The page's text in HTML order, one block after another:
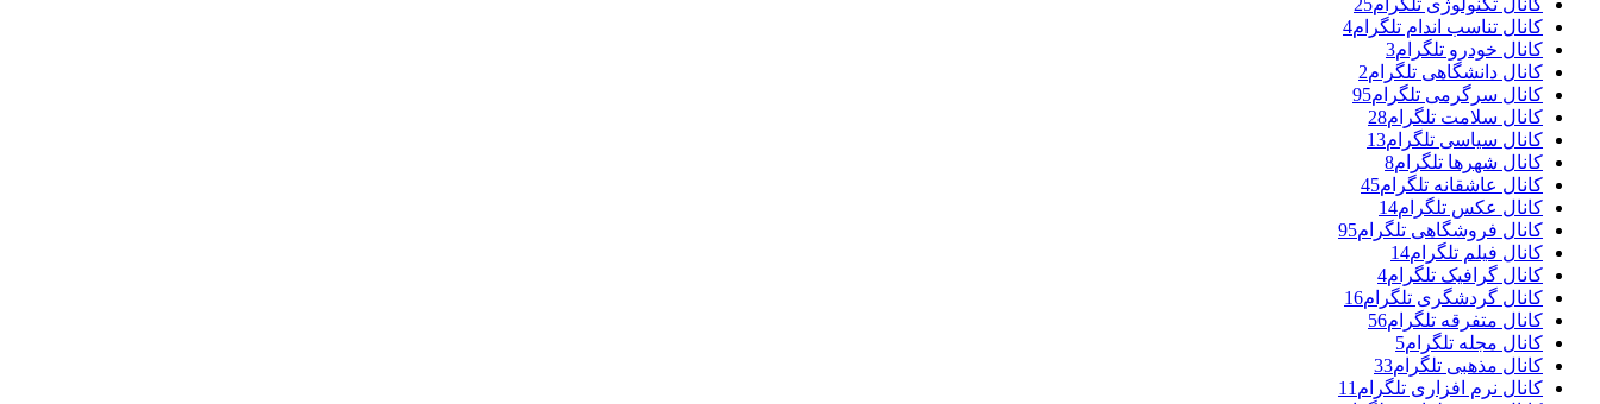
کانال تناسب اندام تلگرام4
کانال خودرو تلگرام3
کانال دانشگاهی تلگرام2
کانال سرگرمی تلگرام95
کانال سلامت تلگرام28
کانال سیاسی تلگرام13
کانال شهرها تلگرام8
کانال عاشقانه تلگرام45
کانال عکس تلگرام14
کانال فروشگاهی تلگرام95
کانال فیلم تلگرام14
کانال گرافیک تلگرام4
کانال گردشگری تلگرام16
کانال متفرقه تلگرام56
کانال مجله تلگرام5
کانال مذهبی تلگرام33
کانال نرم افزاری تلگرام 11